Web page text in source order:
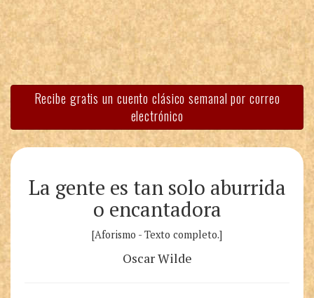
Recibe gratis un cuento clásico semanal por correo
electrónico
La gente es tan solo aburrida
o encantadora
[Aforismo - Texto completo.]
Oscar Wilde